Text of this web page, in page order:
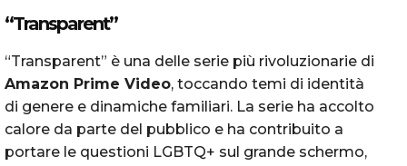
“Transparent”
“Transparent” è una delle serie più rivoluzionarie di
Amazon Prime Video, toccando temi di identità
di genere e dinamiche familiari. La serie ha accolto
calore da parte del pubblico e ha contribuito a
portare le questioni LGBTQ+ sul grande schermo,